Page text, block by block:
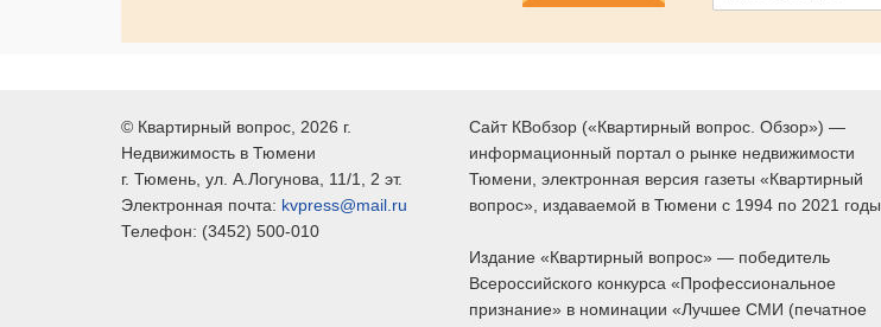
© Квартирный вопрос , 2026 г.
Недвижимость в Тюмени
г. Тюмень , ул. А.Логунова, 11/1, 2 эт.
Электронная почта: kvpress@mail.ru
Телефон: (3452) 500-010
Сайт КВобзор («Квартирный вопрос. Обзор») —
информационный портал о рынке недвижимости
Тюмени, электронная версия газеты «Квартирный
вопрос», издаваемой в Тюмени с 1994 по 2021 годы.
Издание «Квартирный вопрос» — победитель
Всероссийского конкурса «Профессиональное
признание» в номинации «Лучшее СМИ (печатное